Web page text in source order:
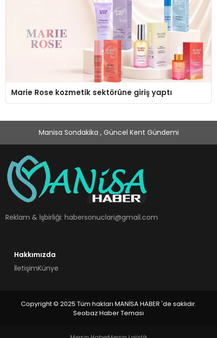
Marie Rose kozmetik sektörüne giriş yaptı
Manisa Sondakika , Güncel Kent Gündemi
Reklam & İşbirliği:habersonuclari@gmail.com
Hakkımızda
İletişimKünye
Copyright © 2025 Tüm hakları MANİSA HABER 'de saklıdır.
Seobaz Haber Teması